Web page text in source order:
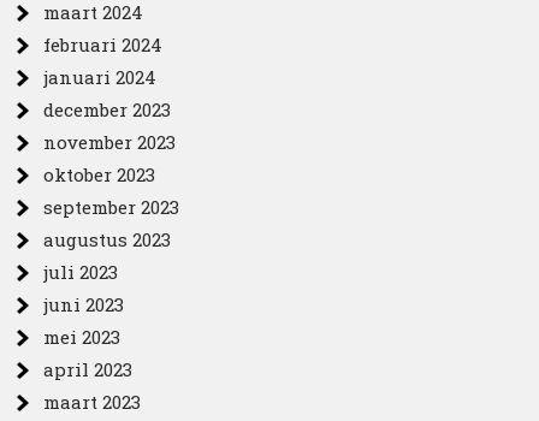
maart 2024
februari 2024
januari 2024
december 2023
november 2023
oktober 2023
september 2023
augustus 2023
juli 2023
juni 2023
mei 2023
april 2023
maart 2023